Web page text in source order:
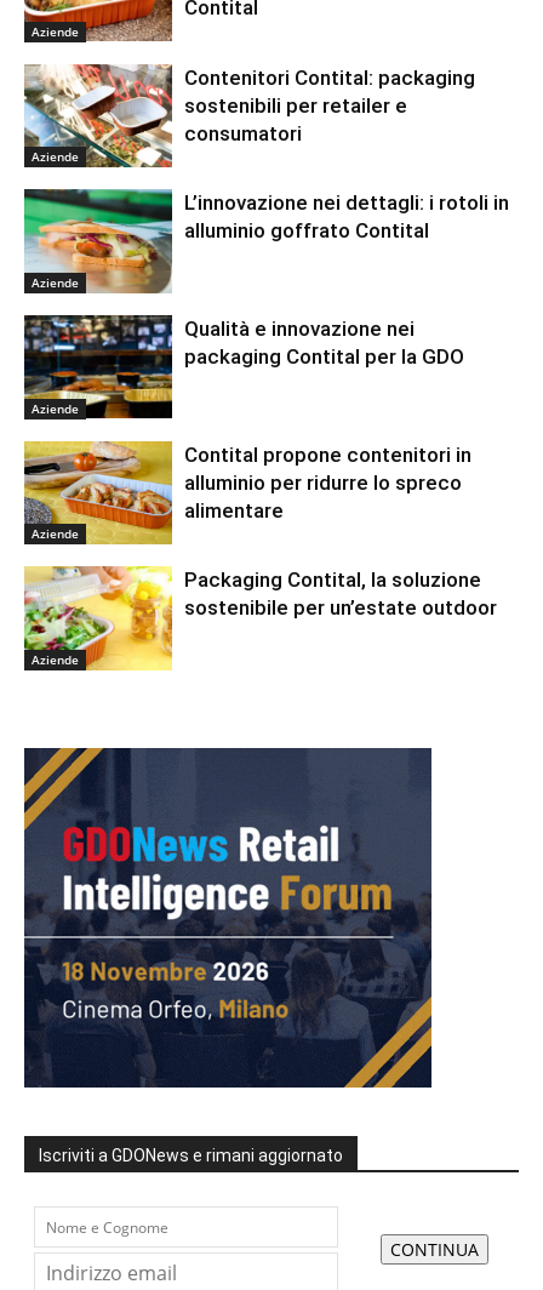
Aziende
Contital
Aziende
Contenitori Contital: packaging
sostenibili per retailer e
consumatori
Aziende
L’innovazione nei dettagli: i rotoli in
alluminio goffrato Contital
Aziende
Qualità e innovazione nei
packaging Contital per la GDO
Aziende
Contital propone contenitori in
alluminio per ridurre lo spreco
alimentare
Aziende
Packaging Contital, la soluzione
sostenibile per un’estate outdoor
Iscriviti a GDONews e rimani aggiornato